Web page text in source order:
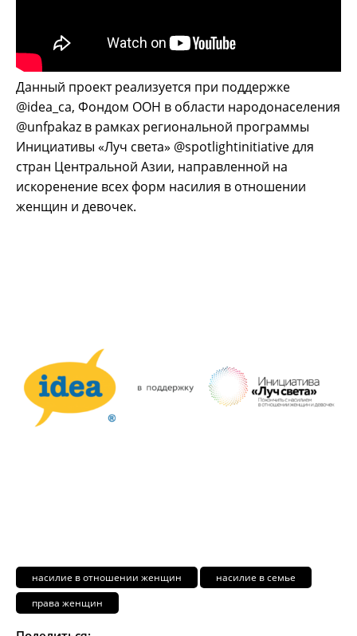
Данный проект реализуется при поддержке
@idea_ca, Фондом ООН в области народонаселения
@unfpakaz в рамках региональной программы
Инициативы «Луч света» @spotlightinitiative для
стран Центральной Азии, направленной на
искоренение всех форм насилия в отношении
женщин и девочек.
насилие в отношении женщин
насилие в семье
права женщин